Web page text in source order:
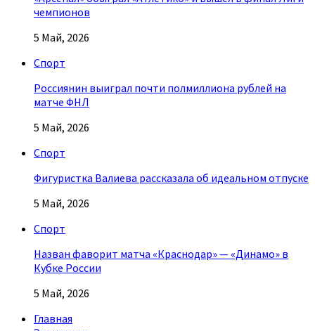
чемпионов
5 Май, 2026
Спорт
Россиянин выиграл почти полмиллиона рублей на
матче ФНЛ
5 Май, 2026
Спорт
Фигуристка Валиева рассказала об идеальном отпуске
5 Май, 2026
Спорт
Назван фаворит матча «Краснодар» — «Динамо» в
Кубке России
5 Май, 2026
Главная